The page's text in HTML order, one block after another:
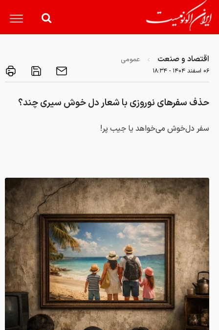
اقتصاد و صنعت عمومی
۰۶ اسفند ۱۴۰۴ - ۱۸:۳۴
حذف سفرهای نوروزی با شعار دل خوش سیری چند؟
سفر دل‌خوش می‌خواهد یا جیب پر!